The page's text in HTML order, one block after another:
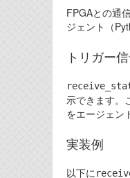
FPGAとの通
ジェント（
トリガー
示できます。
をエージェン
実装例
以下に